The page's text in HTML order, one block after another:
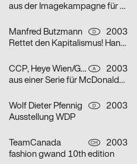
aus der Imagekampagne für die Deutsche Aidshilfe e.V.
Manfred Butzmann D
2003
Rettet den Kapitalismus! Handelt jetzt!
CCP, Heye Wien/GBK,Heye München A
2003
aus einer Serie für McDonalds Österreich (Gabeln)
Wolf Dieter Pfennig D
2003
Ausstellung WDP
TeamCanada CH
2003
fashion gwand 10th edition